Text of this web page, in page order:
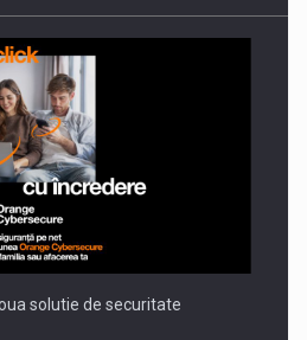
solutie de securitate